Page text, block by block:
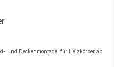
und Deckenmontage; für Heizkörper ab